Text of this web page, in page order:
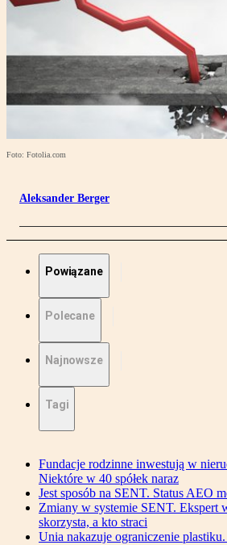
Foto: Fotolia.com
Aleksander Berger
Powiązane
Polecane
Najnowsze
Tagi
Fundacje rodzinne inwestują w
Niektóre w 40 spółek naraz
Jest sposób na SENT. Status AEO
Zmiany w systemie SENT. Ekspert
skorzysta, a kto straci
Unia nakazuje ograniczenie